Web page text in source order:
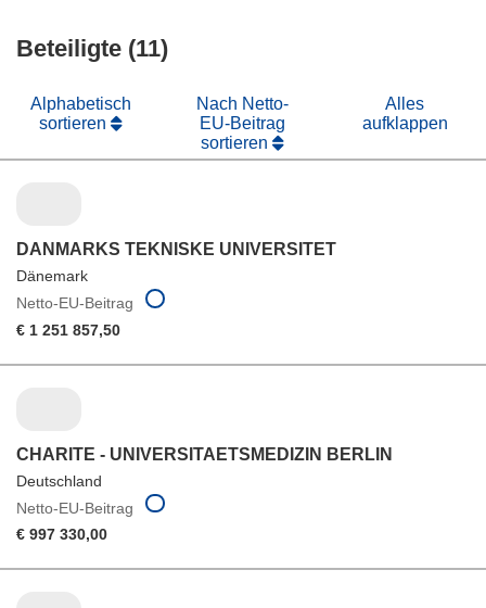
Beteiligte (11)
Alphabetisch
sortieren
Nach Netto-
EU-Beitrag
sortieren
Alles
aufklappen
DANMARKS TEKNISKE UNIVERSITET
Dänemark
Netto-EU-Beitrag
€ 1 251 857,50
CHARITE - UNIVERSITAETSMEDIZIN BERLIN
Deutschland
Netto-EU-Beitrag
€ 997 330,00